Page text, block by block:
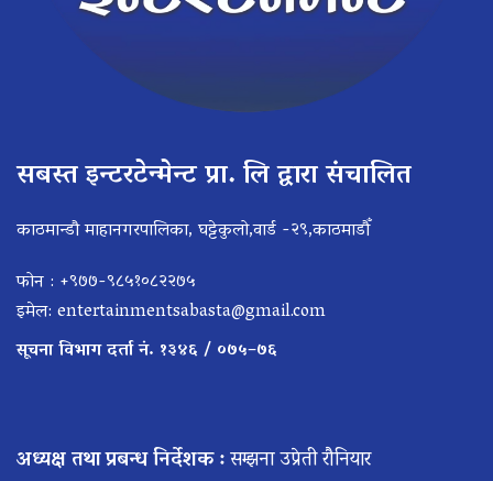
सबस्त इन्टरटेन्मेन्ट प्रा. लि द्वारा संचालित
काठमान्डौ माहानगरपालिका, घट्टेकुलो,वार्ड -२९,काठमाडौँ
फोन : +९७७-९८५१०८२२७५
इमेल: entertainmentsabasta@gmail.com
सूचना विभाग दर्ता नं. १३४६ / ०७५–७६
अध्यक्ष तथा प्रबन्ध निर्देशक :सम्झना उप्रेती रौनियार